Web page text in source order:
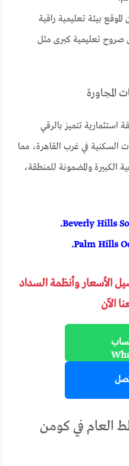
بيئة تعليمية راقية
صروح تعليمية كبرى مثل
المجاورة
استثمارية تتميز بالرقي
السكنية في غرب القاهرة، مما
الكبيرة والمضمونة للمنطقة،
الأسعار وأنظمة السداد
الآن
العام في كومن